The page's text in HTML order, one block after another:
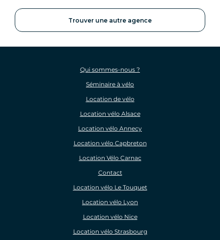
Trouver une autre agence
Qui sommes-nous ?
Séminaire à vélo
Location de vélo
Location vélo Alsace
Location vélo Annecy
Location vélo Capbreton
Location Vélo Carnac
Contact
Location vélo Le Touquet
Location vélo Lyon
Location vélo Nice
Location vélo Strasbourg